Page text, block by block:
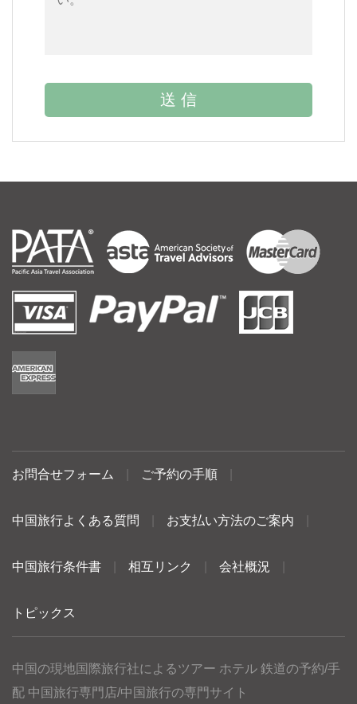
お問合せフォーム ご予約の手順
中国旅行よくある質問 お支払い方法のご案内
中国旅行条件書 相互リンク 会社概況
トピックス
中国の現地国際旅行社によるツアー ホテル 鉄道の予約/手
配 中国旅行専門店/中国旅行の専門サイト